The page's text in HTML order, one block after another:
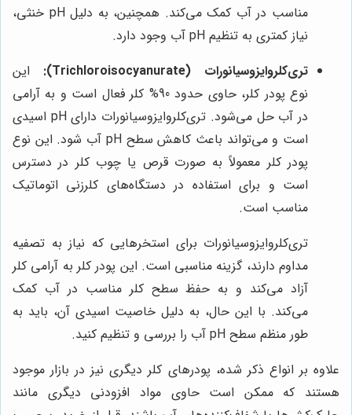
مناسب در آب کمک می‌کند. همچنین، به دلیل pH خنثی،
نیاز کمتری به تنظیم pH آب وجود دارد.
تری‌کلروایزوسیانورات (Trichloroisocyanurate):
این
نوع پودر کلر، حاوی حدود 90% کلر فعال است و به آرامی
در آب حل می‌شود. تری‌کلروایزوسیانورات دارای pH اسیدی
است و می‌تواند باعث کاهش سطح pH آب شود. این نوع
پودر کلر معمولاً به صورت قرص یا چوب کلر در دسترس
است و برای استفاده در دستگاه‌های کلرزنی اتوماتیک
مناسب است.
تری‌کلروایزوسیانورات برای استخرهایی که نیاز به تصفیه
مداوم دارند، گزینه مناسبی است. این پودر کلر به آرامی کلر
آزاد می‌کند و به حفظ سطح کلر مناسب در آب کمک
می‌کند. با این حال، به دلیل خاصیت اسیدی آن، باید به
طور منظم سطح pH آب را بررسی و تنظیم کنید.
علاوه بر انواع ذکر شده، پودرهای کلر دیگری نیز در بازار موجود
هستند که ممکن است حاوی مواد افزودنی دیگری مانند